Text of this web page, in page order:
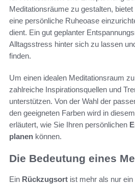
Meditationsräume zu gestalten,
eine persönliche Ruheoase
dient. Ein gut geplanter
Alltagsstress hinter sich zu lassen
finden.
Um einen idealen Meditationsraum
zahlreiche Inspirationsquellen und
unterstützen. Von der Wahl der
den geeigneten Farben wird in
erläutert, wie Sie Ihren persönlichen
planen können.
Die Bedeutung eines
Ein Rückzugsort ist mehr als nur